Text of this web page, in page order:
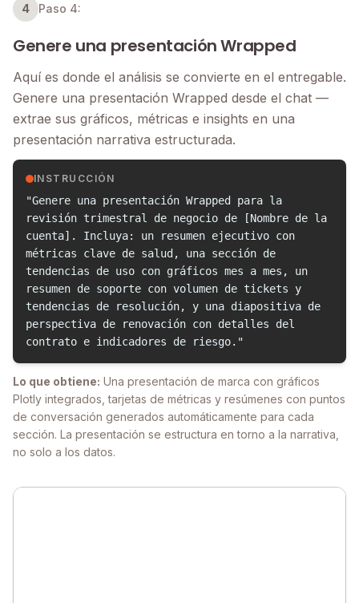
4 Paso 4:
Genere una presentación Wrapped
Aquí es donde el análisis se convierte en el entregable.
Genere una presentación Wrapped desde el chat —
extrae sus gráficos, métricas e insights en una
presentación narrativa estructurada.
INSTRUCCIÓN
"Genere una presentación Wrapped para la
revisión trimestral de negocio de [Nombre de la
cuenta]. Incluya: un resumen ejecutivo con
métricas clave de salud, una sección de
tendencias de uso con gráficos mes a mes, un
resumen de soporte con volumen de tickets y
tendencias de resolución, y una diapositiva de
perspectiva de renovación con detalles del
contrato e indicadores de riesgo."
Lo que obtiene: Una presentación de marca con gráficos
Plotly integrados, tarjetas de métricas y resúmenes con puntos
de conversación generados automáticamente para cada
sección. La presentación se estructura en torno a la narrativa,
no solo a los datos.